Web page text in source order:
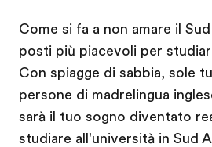
Come si fa a non amare il
posti più piacevoli per
Con spiagge di sabbia, sole
persone di madrelingua
sarà il tuo sogno diventato
studiare all'università in Sud